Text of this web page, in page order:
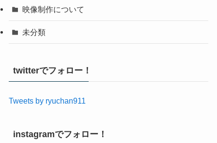
映像制作について
未分類
twitterでフォロー！
Tweets by ryuchan911
instagramでフォロー！